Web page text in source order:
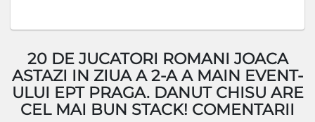
20 DE JUCATORI ROMANI JOACA
ASTAZI IN ZIUA A 2-A A MAIN EVENT-
ULUI EPT PRAGA. DANUT CHISU ARE
CEL MAI BUN STACK! COMENTARII